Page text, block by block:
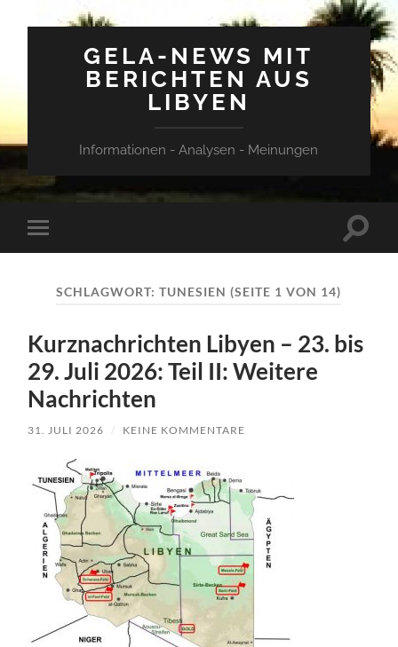
GELA-NEWS MIT
BERICHTEN AUS
LIBYEN
Informationen - Analysen - Meinungen
Mobile-
Menü
SCHLAGWORT:TUNESIEN (SEITE 1 VON 14)
Kurznachrichten Libyen – 23. bis
29. Juli 2026: Teil II: Weitere
Nachrichten
31. JULI 2026 / KEINE KOMMENTARE